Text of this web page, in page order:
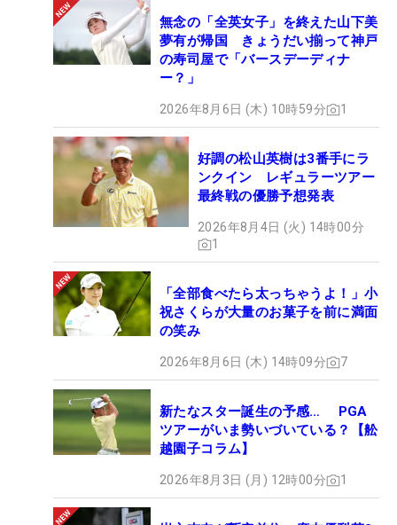
無念の「全英女子」を終えた山下美
夢有が帰国 きょうだい揃って神戸
の寿司屋で「バースデーディナ
ー？」
2026年8月6日 (木) 10時59分 1
好調の松山英樹は3番手にラ
ンクイン レギュラーツアー
最終戦の優勝予想発表
2026年8月4日 (火) 14時00分
1
「全部食べたら太っちゃうよ！」小
祝さくらが大量のお菓子を前に満面
の笑み
2026年8月6日 (木) 14時09分 7
新たなスター誕生の予感… PGA
ツアーがいま勢いづいている？【舩
越園子コラム】
2026年8月3日 (月) 12時00分 1